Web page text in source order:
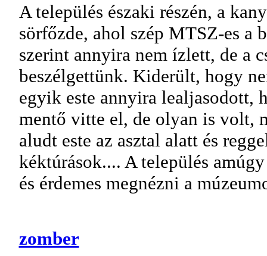
A település északi részén, a
sörfőzde, ahol szép MTSZ-es a
szerint annyira nem ízlett, de a
beszélgettünk. Kiderült, hogy
egyik este annyira lealjasodott,
mentő vitte el, de olyan is volt,
aludt este az asztal alatt és
kéktúrások.... A település
és érdemes megnézni a
zomber